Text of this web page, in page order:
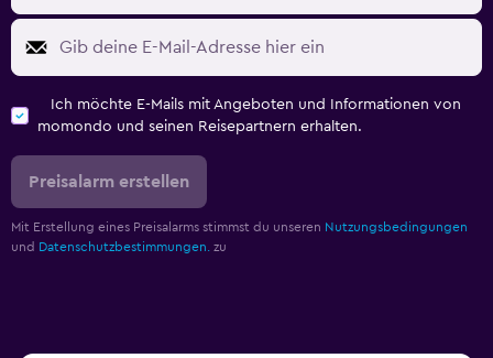
Ich möchte E-Mails mit Angeboten und Informationen von
momondo und seinen Reisepartnern erhalten.
Preisalarm erstellen
Mit Erstellung eines Preisalarms stimmst du unseren Nutzungsbedingungen
und Datenschutzbestimmungen. zu